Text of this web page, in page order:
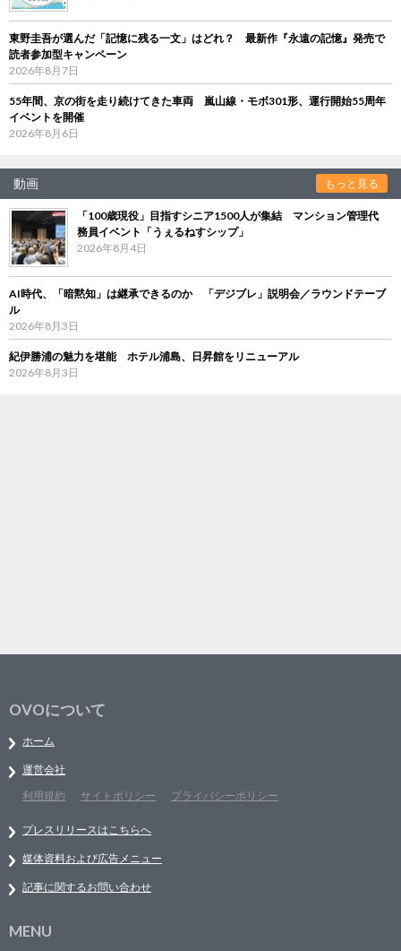
東野圭吾が選んだ「記憶に残る一文」はどれ？ 最新作『永遠の記憶』発売で
読者参加型キャンペーン
2026年8月7日
55年間、京の街を走り続けてきた車両 嵐山線・モボ301形、運行開始55周年
イベントを開催
2026年8月6日
動画 もっと見る
「100歳現役」目指すシニア1500人が集結 マンション管理代
務員イベント「うぇるねすシップ」
2026年8月4日
AI時代、「暗黙知」は継承できるのか 「デジブレ」説明会／ラウンドテーブ
ル
2026年8月3日
紀伊勝浦の魅力を堪能 ホテル浦島、日昇館をリニューアル
2026年8月3日
OVOについて
ホーム
運営会社
利用規約
サイトポリシー プライバシーポリシー
プレスリリースはこちらへ
媒体資料および広告メニュー
記事に関するお問い合わせ
MENU